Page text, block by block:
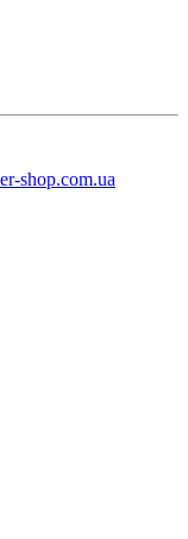
shop.com.ua